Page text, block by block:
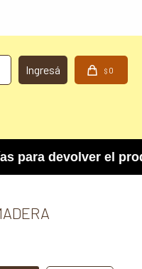
$ 0
devolver el